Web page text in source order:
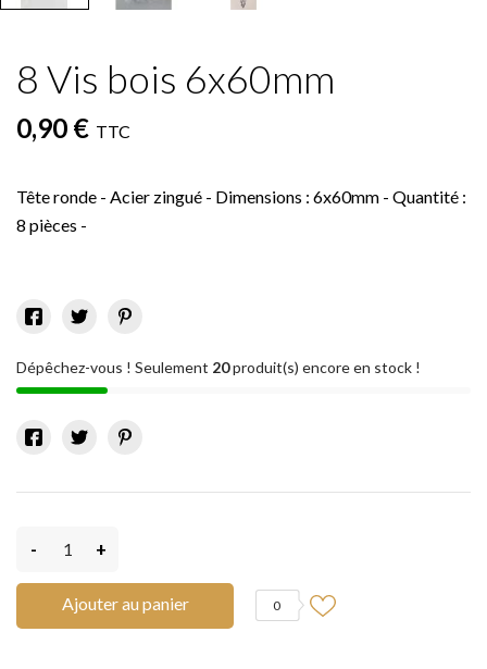
8 Vis bois 6x60mm
0,90 € TTC
Tête ronde - Acier zingué - Dimensions : 6x60mm - Quantité :
8 pièces -
Dépêchez-vous ! Seulement 20produit(s) encore en stock !
- +
Ajouter au panier 0